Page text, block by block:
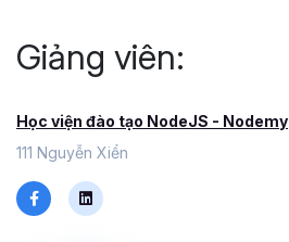
Giảng viên:
Học viện đào tạo NodeJS - Nodemy
111 Nguyễn Xiển